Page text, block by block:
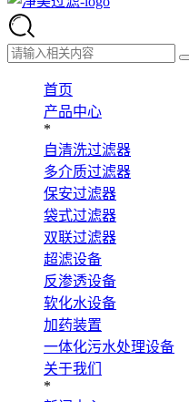
首页
产品中心
*
自清洗过滤器
多介质过滤器
保安过滤器
袋式过滤器
双联过滤器
超滤设备
反渗透设备
软化水设备
加药装置
一体化污水处理设备
关于我们
*